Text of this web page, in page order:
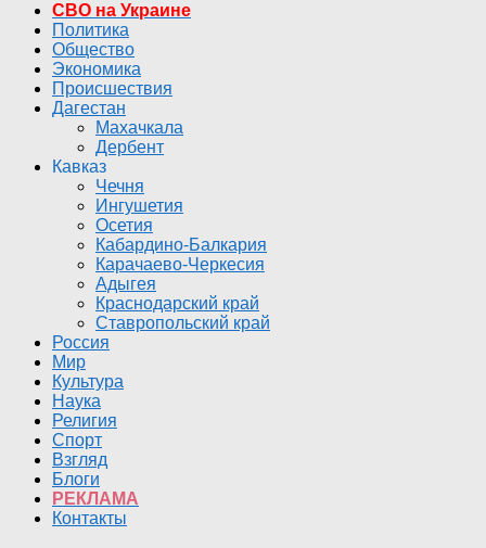
СВО на Украине
Политика
Общество
Экономика
Происшествия
Дагестан
Махачкала
Дербент
Кавказ
Чечня
Ингушетия
Осетия
Кабардино-Балкария
Карачаево-Черкесия
Адыгея
Краснодарский край
Ставропольский край
Россия
Мир
Культура
Наука
Религия
Спорт
Взгляд
Блоги
РЕКЛАМА
Контакты